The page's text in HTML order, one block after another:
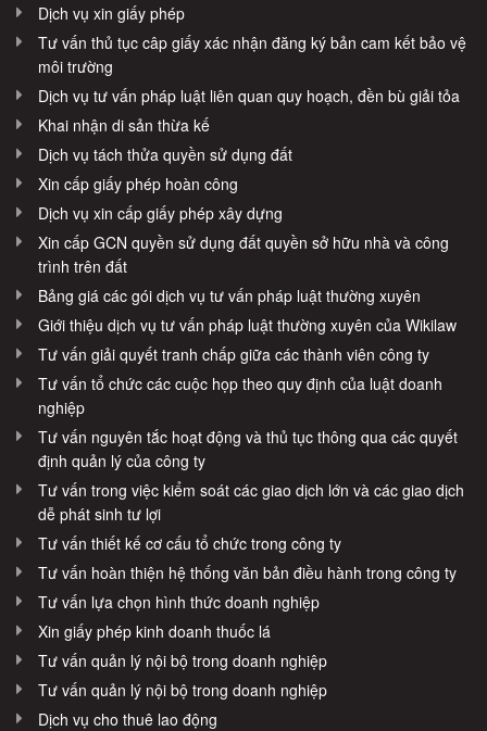
Dịch vụ xin giấy phép
Tư vấn thủ tục câp giấy xác nhận đăng ký bản cam kết bảo vệ
môi trường
Dịch vụ tư vấn pháp luật liên quan quy hoạch, đền bù giải tỏa
Khai nhận di sản thừa kế
Dịch vụ tách thửa quyền sử dụng đất
Xin cấp giấy phép hoàn công
Dịch vụ xin cấp giấy phép xây dựng
Xin cấp GCN quyền sử dụng đất quyền sở hữu nhà và công
trình trên đất
Bảng giá các gói dịch vụ tư vấn pháp luật thường xuyên
Giới thiệu dịch vụ tư vấn pháp luật thường xuyên của Wikilaw
Tư vấn giải quyết tranh chấp giữa các thành viên công ty
Tư vấn tổ chức các cuộc họp theo quy định của luật doanh
nghiệp
Tư vấn nguyên tắc hoạt động và thủ tục thông qua các quyết
định quản lý của công ty
Tư vấn trong việc kiểm soát các giao dịch lớn và các giao dịch
dễ phát sinh tư lợi
Tư vấn thiết kế cơ cấu tổ chức trong công ty
Tư vấn hoàn thiện hệ thống văn bản điều hành trong công ty
Tư vấn lựa chọn hình thức doanh nghiệp
Xin giấy phép kinh doanh thuốc lá
Tư vấn quản lý nội bộ trong doanh nghiệp
Tư vấn quản lý nội bộ trong doanh nghiệp
Dịch vụ cho thuê lao động